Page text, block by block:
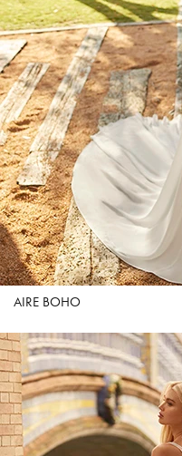
AIRE BOHO